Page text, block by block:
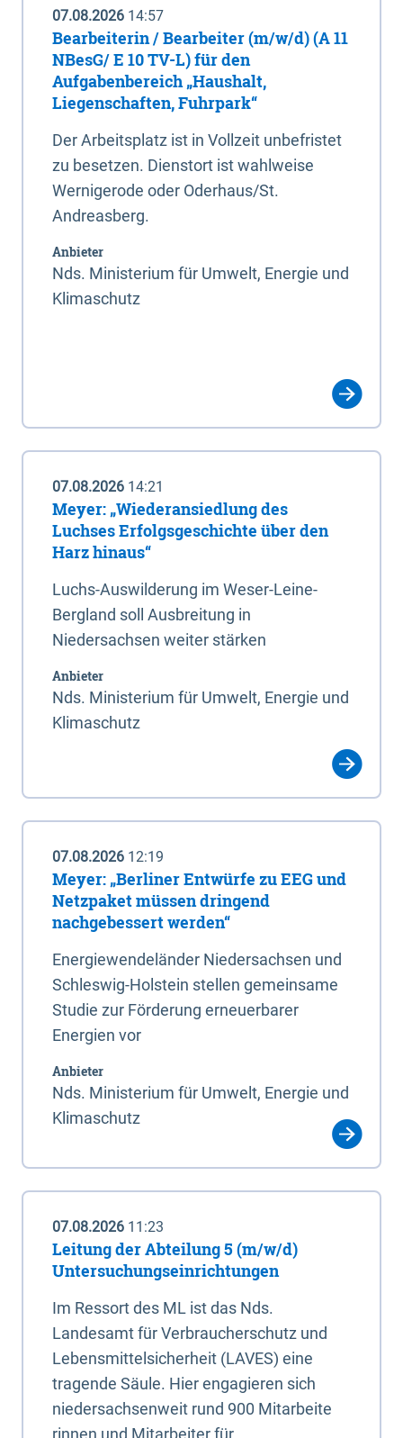
07.08.2026 14:57
Bearbeiterin / Bearbeiter (m/w/d) (A 11
NBesG/ E 10 TV-L) für den
Aufgabenbereich „Haushalt,
Liegenschaften, Fuhrpark“
Der Arbeitsplatz ist in Vollzeit unbefristet
zu besetzen. Dienstort ist wahlweise
Wernigerode oder Oderhaus/St.
Andreasberg.
Anbieter
Nds. Ministerium für Umwelt, Energie und
Klimaschutz
07.08.2026 14:21
Meyer: „Wiederansiedlung des
Luchses Erfolgsgeschichte über den
Harz hinaus“
Luchs-Auswilderung im Weser-Leine-
Bergland soll Ausbreitung in
Niedersachsen weiter stärken
Anbieter
Nds. Ministerium für Umwelt, Energie und
Klimaschutz
07.08.2026 12:19
Meyer: „Berliner Entwürfe zu EEG und
Netzpaket müssen dringend
nachgebessert werden“
Energiewendeländer Niedersachsen und
Schleswig-Holstein stellen gemeinsame
Studie zur Förderung erneuerbarer
Energien vor
Anbieter
Nds. Ministerium für Umwelt, Energie und
Klimaschutz
07.08.2026 11:23
Leitung der Abteilung 5 (m/w/d)
Untersuchungseinrichtungen
Im Ressort des ML ist das Nds.
Landesamt für Verbraucherschutz und
Lebensmittelsicherheit (LAVES) eine
tragende Säule. Hier engagieren sich
niedersachsenweit rund 900 Mitarbeite